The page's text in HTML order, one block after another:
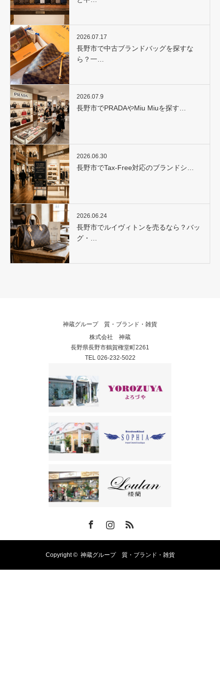
2026.07.17
長野市で中古ブランドバッグを探すな
ら？一…
2026.07.9
長野市でPRADAやMiu Miuを探す…
2026.06.30
長野市でTax-Free対応のブランドシ…
2026.06.24
長野市でルイヴィトンを売るなら？バッ
グ・…
神蔵グループ 質・ブランド・雑貨
株式会社 神蔵
長野県長野市鶴賀権堂町2261
TEL 026-232-5022
Copyright © 神蔵グループ 質・ブランド・雑貨